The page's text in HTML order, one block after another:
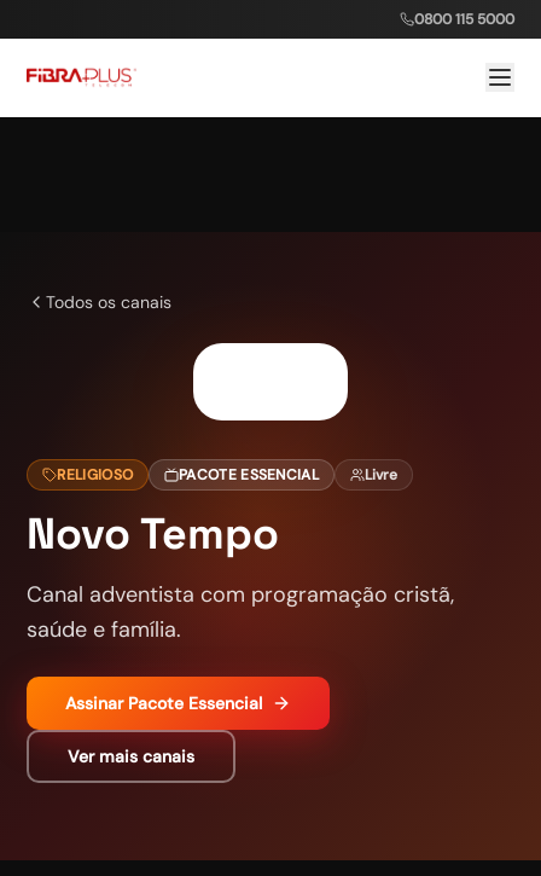
0800 115 5000
Todos os canais
RELIGIOSO PACOTE ESSENCIAL Livre
Novo Tempo
Canal adventista com programação cristã,
saúde e família.
Assinar Pacote Essencial
Ver mais canais